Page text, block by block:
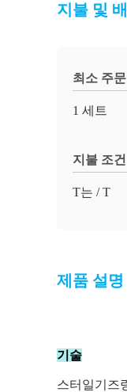
지불 및
최소 주
1 세트
지불 조건
T는 / T
제품 설명
기술
스터일기즈